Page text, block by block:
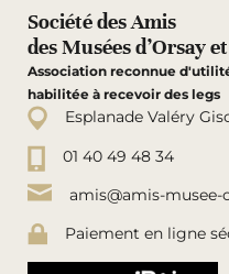
Société des Amis
des Musées d’Orsay
Association reconnue
habilitée à recevoir des legs
Esplanade Valéry
01 40 49 48 34
amis@amis-musee-
Paiement en ligne